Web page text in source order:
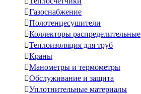
Газоснабжение
Полотенцесушители
Коллекторы распределительные
Теплоизоляция для труб
Краны
Манометры и термометры
Обслуживание и защита
Уплотнительные материалы